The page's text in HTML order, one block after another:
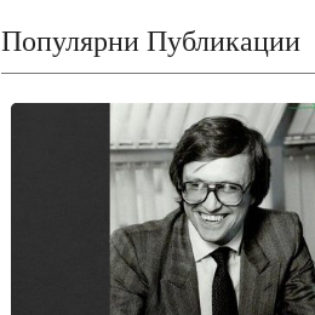
Популярни Публикации